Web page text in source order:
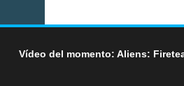
Vídeo del momento: Aliens: